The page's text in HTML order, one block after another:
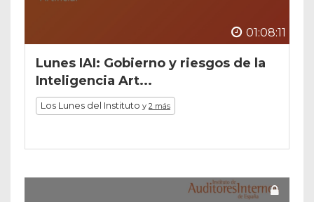
01:08:11
Lunes IAI: Gobierno y riesgos de la
Inteligencia Art...
Los Lunes del Instituto y 2 más